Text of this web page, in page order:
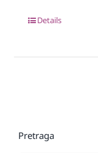
Details
Pretraga